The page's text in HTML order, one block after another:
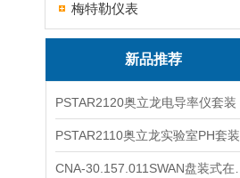
梅特勒仪表
新品推荐
PSTAR2120奥立龙电导率仪套装
PSTAR2110奥立龙实验室PH套装